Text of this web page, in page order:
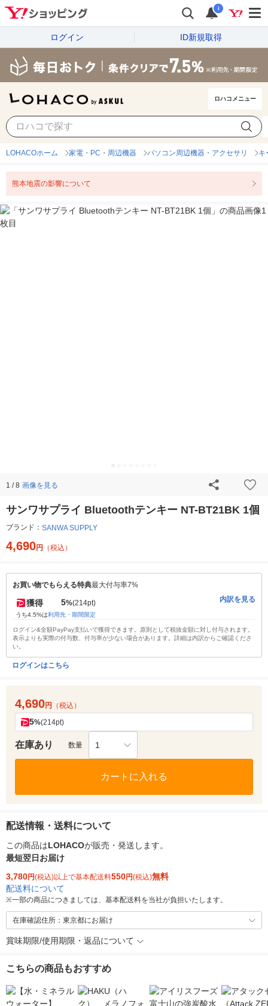
i
ログイン ID新規取得
ロハコメニュー
LOHACOホーム 家電・PC・周辺機器 パソコン周辺機器・アクセサリ キ
熊本地震の影響について
1 / 8 画像を見る
サンワサプライ Bluetoothテンキー NT-BT21BK 1個
ブランド： SANWA SUPPLY
4,690円 （税込）
お買い物でもらえる特典最大付与率7%
獲得 5%(214pt)
うち4.5%は利用先・期間限定
内訳を見る
ログイン&全額PayPay支払いで獲得できます。原則として税抜金額に対し付与されます。
表示よりも実際の付与数、付与率が少ない場合があります。詳細は内訳からご確認くださ
い。
ログインはこちら
4,690円 （税込）
5%(214pt)
在庫あり 数量 1
カートに入れる
配送情報・送料について
この商品はLOHACOが販売・発送します。
最短翌日お届け
3,780円(税込)以上で基本配送料550円(税込)無料
配送料について
※一部の商品につきましては、基本配送料を当社が負担いたします。
在庫確認住所：東京都にお届け
賞味期限/使用期限・返品について
こちらの商品もおすすめ